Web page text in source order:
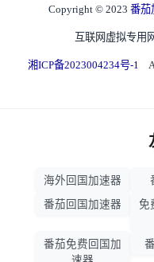
Copyright © 2023 番茄
互联网虚拟专用
湘ICP备2023004234号-1
海外回国加速器
番茄回国加速器
免
番茄免费回国加